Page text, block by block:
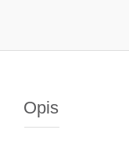
Opis